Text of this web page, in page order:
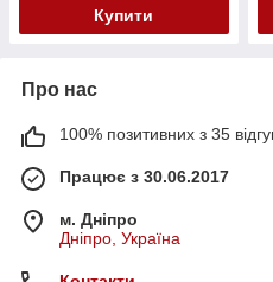
Купити
Про нас
100% позитивних з 35
Працює з 30.06.2017
м. Дніпро
Дніпро, Україна